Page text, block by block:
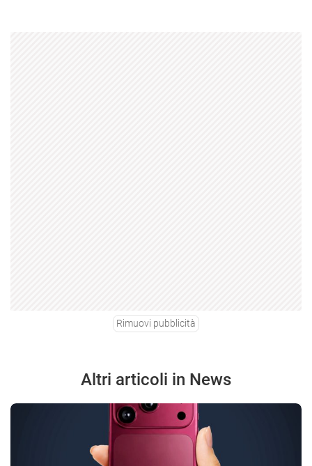
Rimuovi pubblicità
Altri articoli in News